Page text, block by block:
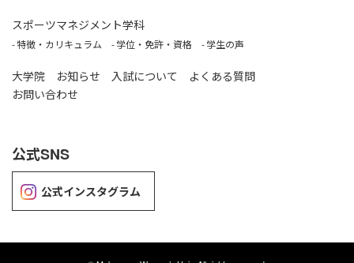
スポーツマネジメント学科
特徴・カリキュラム 学位・免許・資格 学生の声
大学院 お知らせ 入試について
よくある質問
お問い合わせ
公式SNS
公式インスタグラム